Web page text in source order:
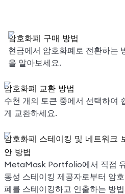
암호화폐 구매 방법
현금에서 암호화폐로 전환하는
을 알아보세요.
암호화폐 교환 방법
수천 개의 토큰 중에서 선택하여
게 교환하세요.
암호화폐 스테이킹 및 네트워크
안 방법
MetaMask Portfolio에서 직접
동성 스테이킹 제공자로부터 암
폐를 스테이킹하고 인출하는 방